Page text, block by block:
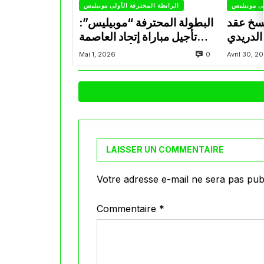
الرابطة المحترفة الأولى موبيليس
البطولة المحترفة “موبيليس”:
تأجيل مباراة إتحاد العاصمة
وأتلتيك بارادو
Mai 1, 2026 0
موبيليس
عقد
Avril 30,
LAISSER UN COMMENTAIRE
Votre adresse e-mail ne sera pas
Commentaire *